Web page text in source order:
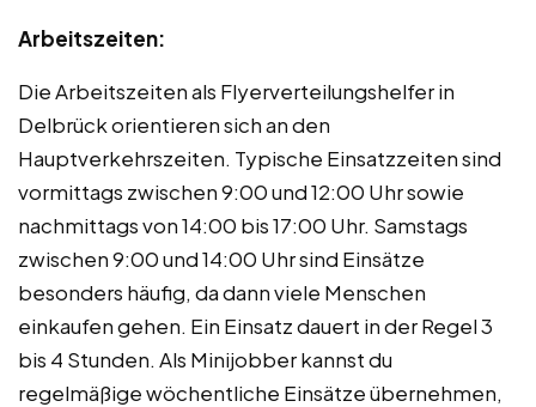
Arbeitszeiten:
Die Arbeitszeiten als Flyerverteilungshelfer in
Delbrück orientieren sich an den
Hauptverkehrszeiten. Typische Einsatzzeiten sind
vormittags zwischen 9:00 und 12:00 Uhr sowie
nachmittags von 14:00 bis 17:00 Uhr. Samstags
zwischen 9:00 und 14:00 Uhr sind Einsätze
besonders häufig, da dann viele Menschen
einkaufen gehen. Ein Einsatz dauert in der Regel 3
bis 4 Stunden. Als Minijobber kannst du
regelmäßige wöchentliche Einsätze übernehmen,